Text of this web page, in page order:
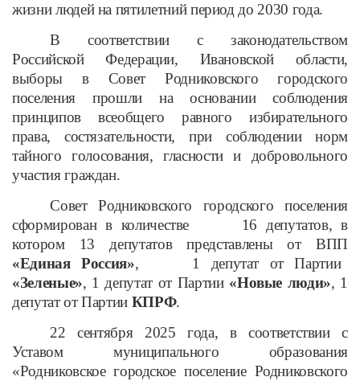
жизни людей на пятилетний период до 2030 года.
В соответствии с законодательством
Российской Федерации, Ивановской области,
выборы в Совет Родниковского городского
поселения прошли на основании соблюдения
принципов всеобщего равного избирательного
права, состязательности, при соблюдении норм
тайного голосования, гласности и добровольного
участия граждан.
Совет Родниковского городского поселения
сформирован в количестве 16 депутатов, в
котором 13 депутатов представлены от ВПП
«Единая Россия», 1 депутат от Партии
«Зеленые», 1 депутат от Партии «Новые люди», 1
депутат от Партии КПРФ.
22 сентября 2025 года, в соответствии с
Уставом муниципального образования
«Родниковское городское поселение Родниковского